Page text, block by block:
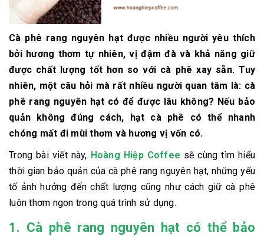
Cà phê rang nguyên hạt được nhiều người yêu thích
bởi hương thơm tự nhiên, vị đậm đà và khả năng giữ
được chất lượng tốt hơn so với cà phê xay sẵn. Tuy
nhiên, một câu hỏi mà rất nhiều người quan tâm là: cà
phê rang nguyên hạt có để được lâu không? Nếu bảo
quản không đúng cách, hạt cà phê có thể nhanh
chóng mất đi mùi thơm và hương vị vốn có.
Trong bài viết này, Hoàng Hiệp Coffee sẽ cùng tìm hiểu
thời gian bảo quản của cà phê rang nguyên hạt, những yếu
tố ảnh hưởng đến chất lượng cũng như cách giữ cà phê
luôn thơm ngon trong quá trình sử dụng.
1. Cà phê rang nguyên hạt có thể bảo